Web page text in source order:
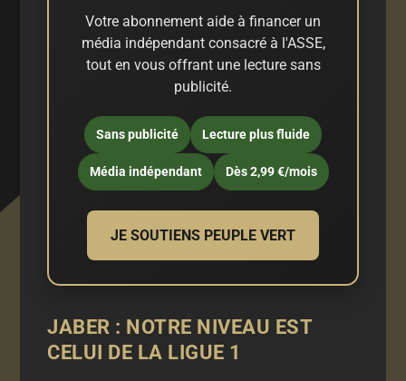
Votre abonnement aide à financer un
média indépendant consacré à l'ASSE,
tout en vous offrant une lecture sans
publicité.
Sans publicité Lecture plus fluide
Média indépendant Dès 2,99 €/mois
JE SOUTIENS PEUPLE VERT
JABER : NOTRE NIVEAU EST
CELUI DE LA LIGUE 1